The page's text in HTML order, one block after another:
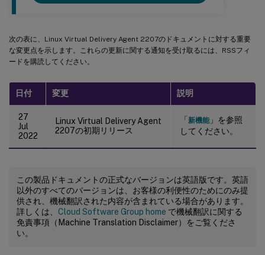
次の表に、Linux Virtual Delivery Agent 2207のドキュメントに対する重要
な変更点を示します。これらの更新に関する通知を受け取るには、RSSフィ
ードを購読してください。
日付 変更 説明
27
Jul
2022
Linux Virtual Delivery Agent
2207の初期リリース
「 新機能 」を参照
してください。
この製品ドキュメントの正式なバージョンは英語版です。英語
以外のすべてのバージョンは、お客様の利便性のためにのみ提
供され、機械翻訳された内容が含まれている場合があります。
詳しくは、 Cloud Software Group home で機械翻訳に関する
免責事項（Machine Translation Disclaimer）をご覧くださ
い。